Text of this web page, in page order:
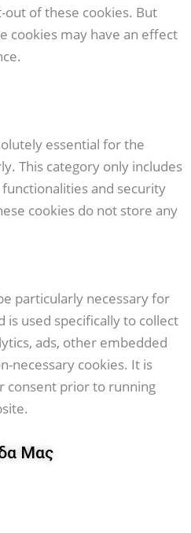
of these cookies. But
cookies may have an effect
essential for the
This category only includes
and security
cookies do not store any
particularly necessary for
used specifically to collect
ads, other embedded
necessary cookies. It is
consent prior to running
Μας